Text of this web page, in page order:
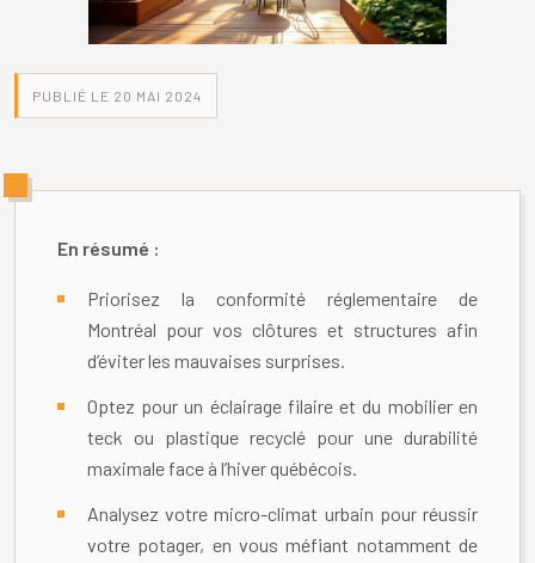
PUBLIÉ LE 20 MAI 2024
En résumé :
Priorisez la conformité réglementaire de
Montréal pour vos clôtures et structures afin
d’éviter les mauvaises surprises.
Optez pour un éclairage filaire et du mobilier en
teck ou plastique recyclé pour une durabilité
maximale face à l’hiver québécois.
Analysez votre micro-climat urbain pour réussir
votre potager, en vous méfiant notamment de